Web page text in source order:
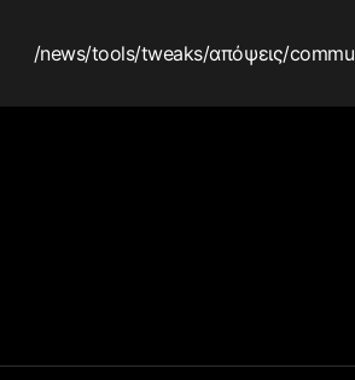
/news/tools/tweaks/απόψεις/